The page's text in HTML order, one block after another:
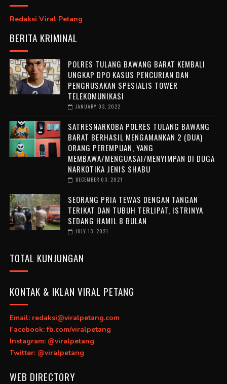
Redaksi Viral Petang
BERITA KRIMINAL
POLRES TULANG BAWANG BARAT KEMBALI
UNGKAP DPO KASUS PENCURIAN DAN
PENGRUSAKAN SPESIALIS TOWER
TELEKOMUNIKASI
JANUARY 03, 2022
SATRESNARKOBA POLRES TULANG BAWANG
BARAT BERHASIL MENGAMANKAN 2 (DUA)
ORANG PEREMPUAN, YANG
MEMBAWA/MENGUASAI/MENYIMPAN DI DUGA
NARKOTIKA JENIS SHABU
DECEMBER 03, 2021
SEORANG PRIA TEWAS DENGAN TANGAN
TERIKAT DAN TUBUH TERLIPAT, ISTRINYA
SEDANG HAMIL 8 BULAN
JULY 13, 2021
TOTAL KUNJUNGAN
KONTAK & IKLAN VIRAL PETANG
Email: redaksi@viralpetang.com
Facebook: fb.com/viralpetang
Instagram: @viralpetang
Twitter: @viralpetang
WEB DIRECTORY